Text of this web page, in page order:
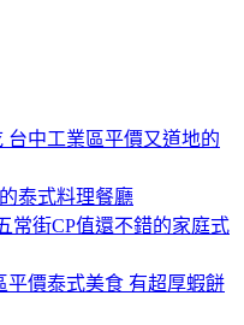
台中工業區平價又道地的
泰式料理餐廳
常街CP值還不錯的家庭式
平價泰式美食 有超厚蝦餅